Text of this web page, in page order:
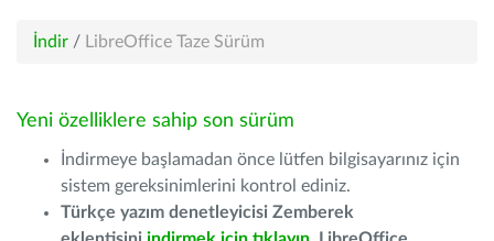
İndir / LibreOffice Taze Sürüm
Yeni özelliklere sahip son sürüm
İndirmeye başlamadan önce lütfen bilgisayarınız için
sistem gereksinimlerini kontrol ediniz.
Türkçe yazım denetleyicisi Zemberek